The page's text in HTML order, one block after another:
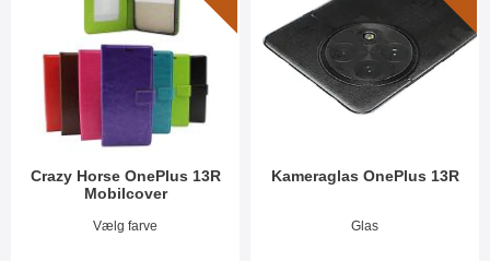
Crazy Horse OnePlus 13R
Mobilcover
Varenr 52600Vælg farve
Kameraglas OnePlus 13R
Varenr 52611Glas